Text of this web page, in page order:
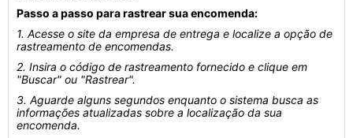
Passo a passo para rastrear sua encomenda:
1. Acesse o site da empresa de entrega e localize a opção de
rastreamento de encomendas.
2. Insira o código de rastreamento fornecido e clique em
"Buscar" ou "Rastrear".
3. Aguarde alguns segundos enquanto o sistema busca as
informações atualizadas sobre a localização da sua
encomenda.